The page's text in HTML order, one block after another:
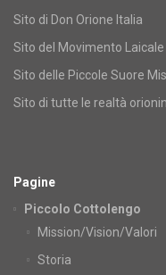
Sito di Don Orione Italia
Sito del Movimento Laicale
Sito delle Piccole Suore
Sito di tutte le realtà
Pagine
Piccolo Cottolengo
Mission/Vision/Valori
Storia